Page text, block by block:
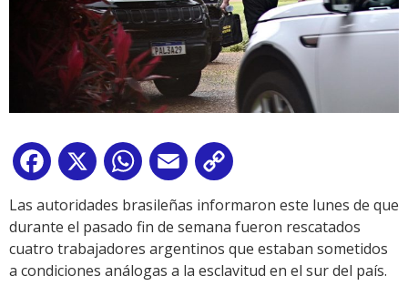
Facebook
X WhatsApp
Email
Link
Las autoridades brasileñas informaron este lunes de que
durante el pasado fin de semana fueron rescatados
cuatro trabajadores argentinos que estaban sometidos
a condiciones análogas a la esclavitud en el sur del país.